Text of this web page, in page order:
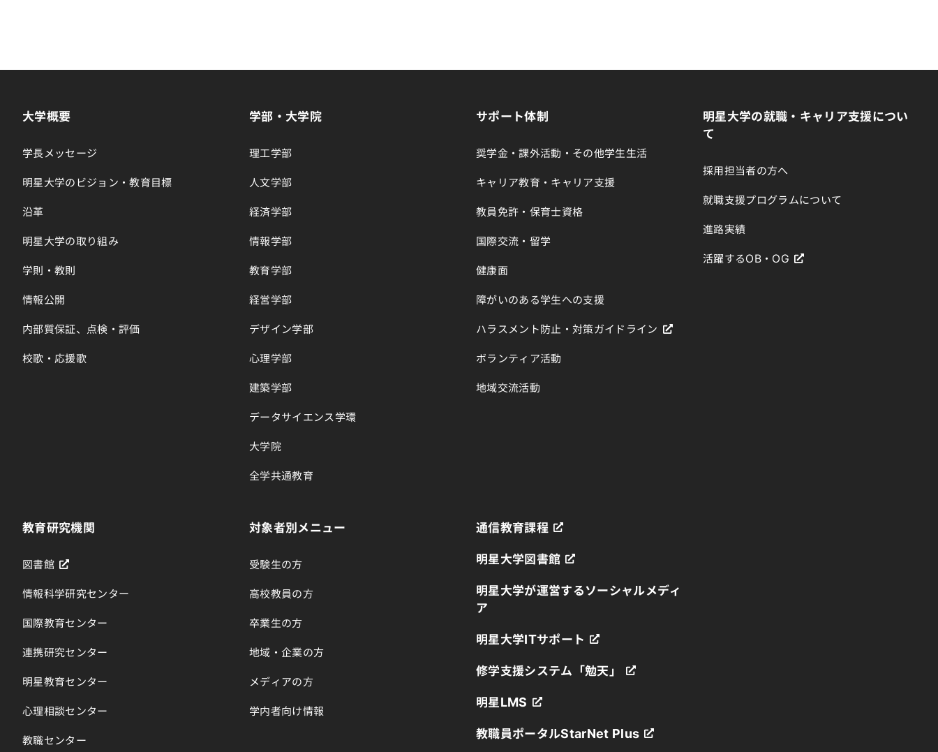
大学概要
学長メッセージ
明星大学のビジョン・教育目標
沿革
明星大学の取り組み
学則・教則
情報公開
内部質保証、点検・評価
校歌・応援歌
学部・大学院
理工学部
人文学部
経済学部
情報学部
教育学部
経営学部
デザイン学部
心理学部
建築学部
データサイエンス学環
大学院
全学共通教育
サポート体制
奨学金・課外活動・その他学生生活
キャリア教育・キャリア支援
教員免許・保育士資格
国際交流・留学
健康面
障がいのある学生への支援
ハラスメント防止・対策ガイドライン
ボランティア活動
地域交流活動
明星大学の就職・キャリア支援につい
て
採用担当者の方へ
就職支援プログラムについて
進路実績
活躍するOB・OG
教育研究機関
図書館
情報科学研究センター
国際教育センター
連携研究センター
明星教育センター
心理相談センター
教職センター
対象者別メニュー
受験生の方
高校教員の方
卒業生の方
地域・企業の方
メディアの方
学内者向け情報
通信教育課程
明星大学図書館
明星大学が運営するソーシャルメディ
ア
明星大学ITサポート
修学支援システム「勉天」
明星LMS
教職員ポータルStarNet Plus